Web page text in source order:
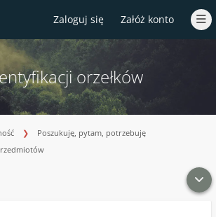
Zaloguj się Załóż konto
orzełków
Poszukuję, pytam, potrzebuję